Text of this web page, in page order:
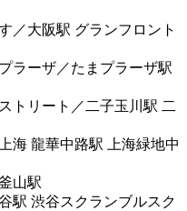
／大阪駅 グランフロント
ラーザ／たまプラーザ駅
トリート／二子玉川駅 二
海 龍華中路駅 上海緑地中
山駅
駅 渋谷スクランブルスク